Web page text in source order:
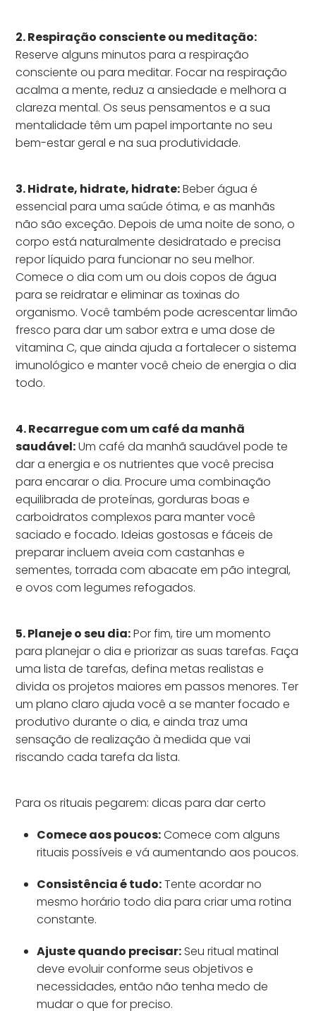
2. Respiração consciente ou meditação:
Reserve alguns minutos para a respiração
consciente ou para meditar. Focar na respiração
acalma a mente, reduz a ansiedade e melhora a
clareza mental. Os seus pensamentos e a sua
mentalidade têm um papel importante no seu
bem-estar geral e na sua produtividade.
3. Hidrate, hidrate, hidrate:Beber água é
essencial para uma saúde ótima, e as manhãs
não são exceção. Depois de uma noite de sono, o
corpo está naturalmente desidratado e precisa
repor líquido para funcionar no seu melhor.
Comece o dia com um ou dois copos de água
para se reidratar e eliminar as toxinas do
organismo. Você também pode acrescentar limão
fresco para dar um sabor extra e uma dose de
vitamina C, que ainda ajuda a fortalecer o sistema
imunológico e manter você cheio de energia o dia
todo.
4. Recarregue com um café da manhã
saudável:Um café da manhã saudável pode te
dar a energia e os nutrientes que você precisa
para encarar o dia. Procure uma combinação
equilibrada de proteínas, gorduras boas e
carboidratos complexos para manter você
saciado e focado. Ideias gostosas e fáceis de
preparar incluem aveia com castanhas e
sementes, torrada com abacate em pão integral,
e ovos com legumes refogados.
5. Planeje o seu dia:Por fim, tire um momento
para planejar o dia e priorizar as suas tarefas. Faça
uma lista de tarefas, defina metas realistas e
divida os projetos maiores em passos menores. Ter
um plano claro ajuda você a se manter focado e
produtivo durante o dia, e ainda traz uma
sensação de realização à medida que vai
riscando cada tarefa da lista.
Para os rituais pegarem: dicas para dar certo
Comece aos poucos:Comece com alguns
rituais possíveis e vá aumentando aos poucos.
Consistência é tudo:Tente acordar no
mesmo horário todo dia para criar uma rotina
constante.
Ajuste quando precisar: Seu ritual matinal
deve evoluir conforme seus objetivos e
necessidades, então não tenha medo de
mudar o que for preciso.